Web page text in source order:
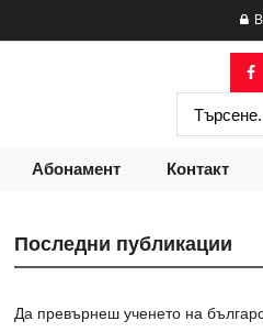
Абонамент Контакт
Последни публикации
Да превърнеш ученето на